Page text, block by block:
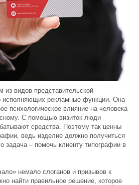
из видов представительской
исполняющих рекламные функции. Она
психологическое влияние на человека
С помощью визиток люди
средства. Поэтому так ценны
ведь изделие должно получиться
задача – помочь клиенту типографии в
немало слоганов и призывов к
найти правильное решение, которое